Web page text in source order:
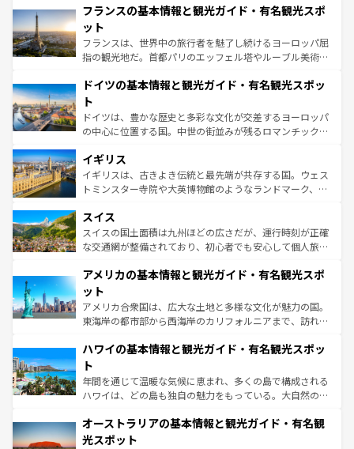
なお、新着のイタリア情報はコンテンツ一覧を参照してほ
しい。
文化が根付くこの国では、情熱的なフラメンコ、熱気あふ
れる闘牛、そして美味しいタパスが生活の一部となってい
る。首都マドリードの洗練された雰囲気や、バルセロナの
アートに溢れた街角から、地方では古代ローマ遺跡や中世
せる。地方によって風土や気候が異なるスペインはその個
ンテンツ一覧 を参照してほしい。
フランスの基本情報と観光ガイド・有名観光スポ
ット
フランスは、世界中の旅行者を魅了し続けるヨーロッパ屈
指の観光地だ。首都パリのエッフェル塔やルーブル美術館
で、幅広い魅力が詰まっている。華麗な宮殿、歴史的な大
聖堂、美しいビーチ、そして豊かな自然が、訪れる者を心
から魅了する。また、フランスは美食の国としても知ら
れ、フランス料理はユネスコ無形文化遺産にも登録されて
香り高いラベンダー畑など、多彩な楽しみ方が可能だ。さ
らに、パリ以外の地域にも魅力が溢れており、どの街角に
も豊かな歴史と文化が息づいている。パリ以外の個性あふ
を参照してほしい。
ドイツの基本情報と観光ガイド・有名観光スポッ
ト
ドイツは、豊かな歴史と多彩な文化が交差するヨーロッパ
の中心に位置する国。中世の街並みが残るロマンチック街
顔を持つこの国は、どこを歩いても飽きることがない。ベ
ルリンの文化的活気、バイエルン州のアルプスの絶景、そ
してライン川沿いのワイン畑といった風景は必見。ビール
は、お酒好きな人にはぜひ体験してほしい。 なお、新着の
ドイツ情報はコンテンツ一覧を参照してほしい。
イギリス
イギリスは、古きよき伝統と最先端が共存する国。ウェス
トミンスター寺院や大英博物館のようなランドマーク、歴
リアごとに異なる魅力がある。また、優雅なアフタヌーン
ティー、ビール好きにはたまらない英国パブ、サッカー観
戦など、本場だからこそできる体験も豊富。イギリスを旅
ンツ一覧を参照してほしい。
スイス
スイスの国土面積は九州ほどの広さだが、運行時刻が正確
な交通網が整備されており、初心者でも安心して個人旅行
の建物がそのまま残る町や、スイスならではのユニークな
博物館もあり、アルプス観光だけでなく町歩きも満喫する
ことができる。国民の所得が高いため物価も高いが、旅行
者向けの交通パス提供のサービスもあり、うまく活用すれ
着のスイス情報はコンテンツ一覧を参照してほしい。
アメリカの基本情報と観光ガイド・有名観光スポ
ット
アメリカ合衆国は、広大な土地と多様な文化が魅力の国。
東海岸の都市部から西海岸のカリフォルニアまで、訪れる
のような巨大都市は、観光、ショッピング、エンターテイ
ンメントが詰まった刺激的なスポットだ。一方、アメリカ
西部には大自然が広がり、グランドキャニオンやイエロー
ストーン国立公園といった絶景が堪能できる。さらに、南
文化が魅力。旅行者はアメリカの各地域で異なる魅力を楽
しみながら、その多様性と豊かな歴史を感じることができ
ハワイの基本情報と観光ガイド・有名観光スポッ
ト
年間を通じて温暖な気候に恵まれ、多くの島で構成される
ハワイは、どの島も独自の魅力をもっている。大自然の神
ワイ島は見逃せない。また、定番の観光地といえばオアフ
島だが、静かな自然を求めるならマウイ島やカウアイ島が
オーストラリアの基本情報と観光ガイド・有名観
光スポット